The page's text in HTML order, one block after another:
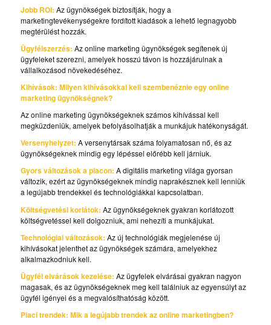
Jobb ROI: Az ügynökségek biztosítják, hogy a
marketingtevékenységekre fordított kiadások a lehető legnagyobb
megtérülést hozzák.
Ügyfélszerzés: Az online marketing ügynökségek segítenek új
ügyfeleket szerezni, amelyek hosszú távon is hozzájárulnak a
vállalkozásod növekedéséhez.
Kihívások: Milyen kihívásokkal kell szembenéznie egy online
marketing ügynökségnek?
Az online marketing ügynökségeknek számos kihívással kell
megküzdeniük, amelyek befolyásolhatják a munkájuk hatékonyságát.
Versenyhelyzet: A versenytársak száma folyamatosan nő, és az
ügynökségeknek mindig egy lépéssel előrébb kell járniuk.
Gyors változások a piacon: A digitális marketing világa gyorsan
változik, ezért az ügynökségeknek mindig naprakésznek kell lenniük
a legújabb trendekkel és technológiákkal kapcsolatban.
Költségvetési korlátok: Az ügynökségeknek gyakran korlátozott
költségvetéssel kell dolgozniuk, ami nehezíti a munkájukat.
Technológiai változások: Az új technológiák megjelenése új
kihívásokat jelenthet az ügynökségek számára, amelyekhez
alkalmazkodniuk kell.
Ügyfél elvárások kezelése: Az ügyfelek elvárásai gyakran nagyon
magasak, és az ügynökségeknek meg kell találniuk az egyensúlyt az
ügyfél igényei és a megvalósíthatóság között.
Piaci trendek: Mik a legújabb trendek az online marketingben?